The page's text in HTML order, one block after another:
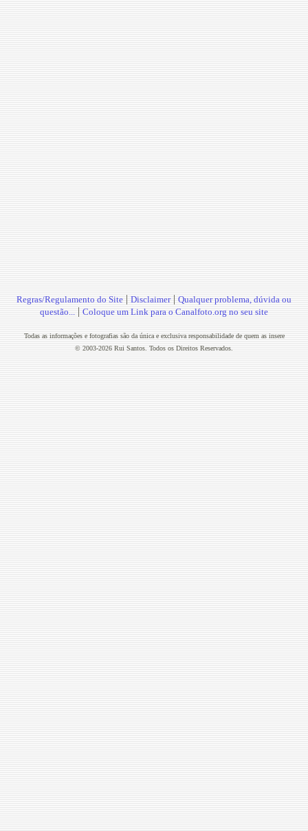
Regras/Regulamento do Site | Disclaimer| Qualquer problema, dúvida ou
questão... | Coloque um Link para o Canalfoto.org no seu site
Todas as informações e fotografias são da única e exclusiva responsabilidade de quem as insere
© 2003-2026 Rui Santos. Todos os Direitos Reservados.